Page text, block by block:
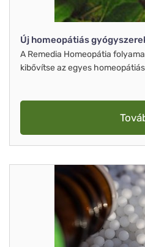
Új homeopátiás
A Remedia Homeopátia
kibővítse az egyes